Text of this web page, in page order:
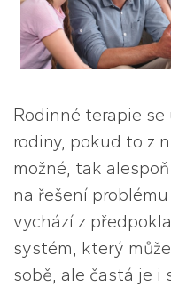
Rodinné terapie
rodiny, pokud to z
možné, tak
na řešení
vychází z
systém, který
sobě, ale častá je i